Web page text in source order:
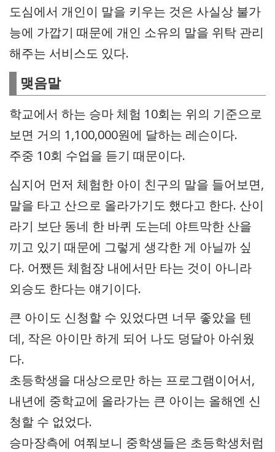
도심에서 개인이 말을 키우는 것은 사실상 불가
능에 가깝기 때문에 개인 소유의 말을 위탁 관리
해주는 서비스도 있다.
맺음말
학교에서 하는 승마 체험 10회는 위의 기준으로
보면 거의 1,100,000원에 달하는 레슨이다.
주중 10회 수업을 듣기 때문이다.
심지어 먼저 체험한 아이 친구의 말을 들어보면,
말을 타고 산으로 올라가기도 했다고 한다. 산이
라기 보단 동네 한 바퀴 도는데 야트막한 산을
끼고 있기 때문에 그렇게 생각한 게 아닐까 싶
다. 어쨌든 체험장 내에서만 타는 것이 아니라
외승도 한다는 얘기이다.
큰 아이도 신청할 수 있었다면 너무 좋았을 텐
데, 작은 아이만 하게 되어 나도 덩달아 아쉬웠
다.
초등학생을 대상으로만 하는 프로그램이어서,
내년에 중학교에 올라가는 큰 아이는 올해엔 신
청할 수 없었다.
승마장측에 여쭤보니 중학생들은 초등학생처럼